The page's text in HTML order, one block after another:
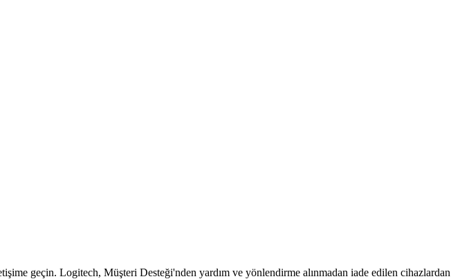
geçin. Logitech, Müşteri Desteği'nden yardım ve yönlendirme alınmadan iade edilen cihazlardan